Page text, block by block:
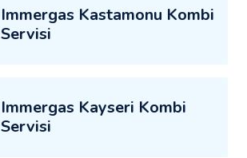
Immergas Kastamonu Kombi
Servisi
Immergas Kayseri Kombi
Servisi